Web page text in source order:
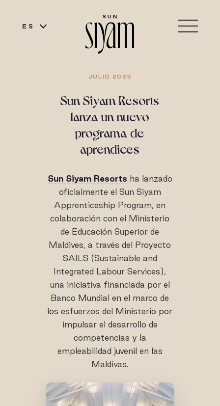
ES
JULIO 2025
Sun Siyam Resorts
lanza un nuevo
programa de
aprendices
Sun Siyam Resorts ha lanzado
oficialmente el Sun Siyam
Apprenticeship Program, en
colaboración con el Ministerio
de Educación Superior de
Maldives, a través del Proyecto
SAILS (Sustainable and
Integrated Labour Services),
una iniciativa financiada por el
Banco Mundial en el marco de
los esfuerzos del Ministerio por
impulsar el desarrollo de
competencias y la
empleabilidad juvenil en las
Maldivas.